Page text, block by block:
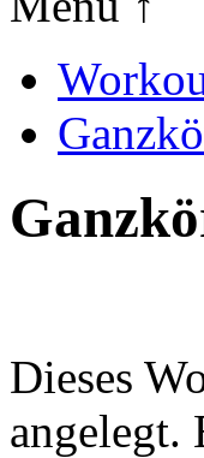
Dieses
angelegt.